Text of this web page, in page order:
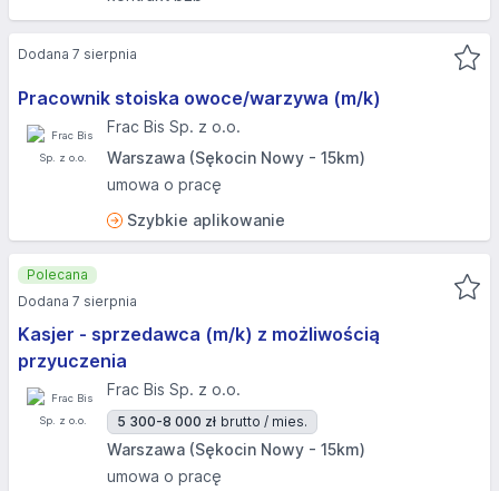
Pracownik stoiska owoce/warzywa (m/k)
Frac Bis Sp. z o.o.
Warszawa (Sękocin Nowy - 15km)
umowa o pracę
Szybkie aplikowanie
Dodana 7 sierpnia
Kasjer - sprzedawca (m/k) z możliwością
przyuczenia
Frac Bis Sp. z o.o.
5 300-8 000 zł brutto / mies.
Warszawa (Sękocin Nowy - 15km)
umowa o pracę
Polecana
Dodana 7 sierpnia